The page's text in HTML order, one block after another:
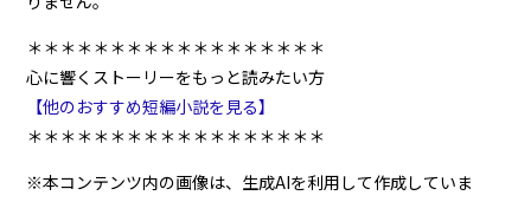
＊＊＊＊＊＊＊＊＊＊＊＊＊＊＊＊＊＊
心に響くストーリーをもっと読みたい方
【他のおすすめ短編小説を見る】
＊＊＊＊＊＊＊＊＊＊＊＊＊＊＊＊＊＊
※本コンテンツ内の画像は、生成AIを利用して作成していま